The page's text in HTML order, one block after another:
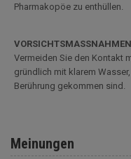
Pharmakopöe zu enthüllen.
Vermeiden Sie den Kontakt
gründlich mit klarem
Berührung gekommen sind.
Meinungen